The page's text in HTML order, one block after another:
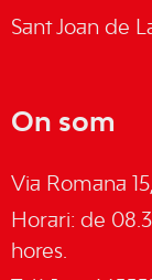
Sant Joan de
On som
Via Romana
Horari: de
hores.